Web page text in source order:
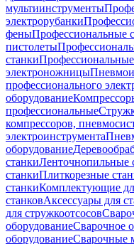
мультиинструменты
электрорубанки
феныПрофессиональные
пистолеты
станкиПрофессиональные
электроножницы
профессионального
оборудование
профессиональные
компрессоров,
электроинструмента
оборудование
станкиЛенточнопильные
станкиПлиткорезные
станкиКомплектующие
станковАксессуары для
для стружкоотсосов
оборудованиеСварочное
оборудованиеСварочные